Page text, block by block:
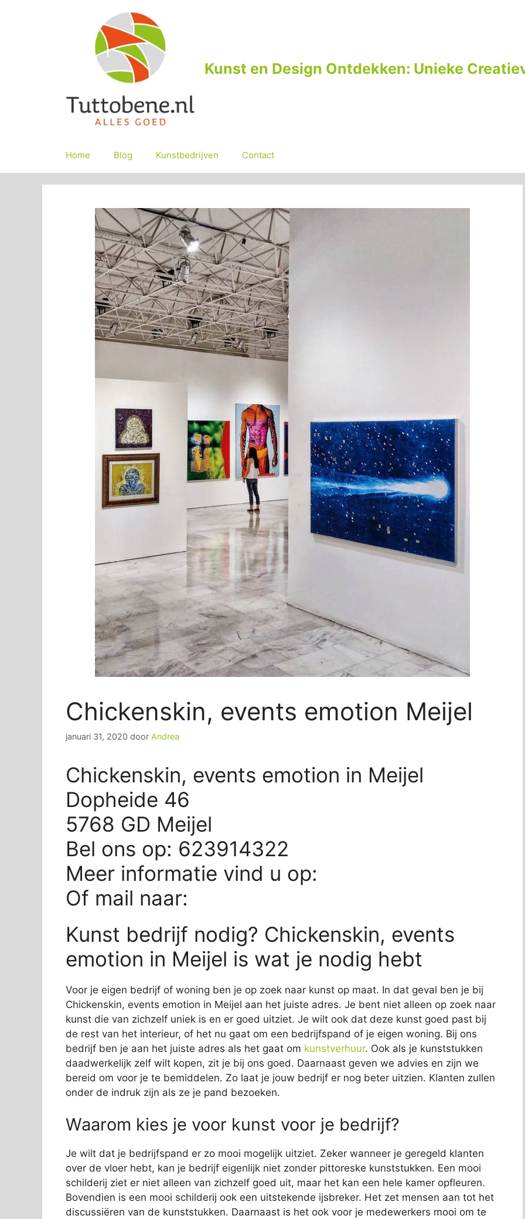
Kunst en Design Ontdekken: Unieke
Home Blog Kunstbedrijven Contact
Chickenskin, events emotion Meijel
januari 31, 2020 door Andrea
Chickenskin, events emotion in Meijel
Dopheide 46
5768 GD Meijel
Bel ons op: 623914322
Meer informatie vind u op:
Of mail naar:
Kunst bedrijf nodig? Chickenskin, events
emotion in Meijel is wat je nodig hebt
Voor je eigen bedrijf of woning ben je op zoek naar kunst op maat. In dat geval ben je bij
Chickenskin, events emotion in Meijel aan het juiste adres. Je bent niet alleen op zoek naar
kunst die van zichzelf uniek is en er goed uitziet. Je wilt ook dat deze kunst goed past bij
de rest van het interieur, of het nu gaat om een bedrijfspand of je eigen woning. Bij ons
bedrijf ben je aan het juiste adres als het gaat om kunstverhuur. Ook als je kunststukken
daadwerkelijk zelf wilt kopen, zit je bij ons goed. Daarnaast geven we advies en zijn we
bereid om voor je te bemiddelen. Zo laat je jouw bedrijf er nog beter uitzien. Klanten zullen
onder de indruk zijn als ze je pand bezoeken.
Waarom kies je voor kunst voor je bedrijf?
Je wilt dat je bedrijfspand er zo mooi mogelijk uitziet. Zeker wanneer je geregeld klanten
over de vloer hebt, kan je bedrijf eigenlijk niet zonder pittoreske kunststukken. Een mooi
schilderij ziet er niet alleen van zichzelf goed uit, maar het kan een hele kamer opfleuren.
Bovendien is een mooi schilderij ook een uitstekende ijsbreker. Het zet mensen aan tot het
discussiëren van de kunststukken. Daarnaast is het ook voor je medewerkers mooi om te